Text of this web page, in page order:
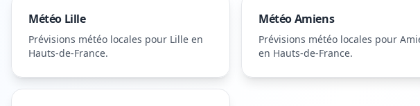
Météo Lille
Prévisions météo locales pour Lille en
Hauts-de-France.
MétéoAmiens
Prévisions météo locales pour
en Hauts-de-France.